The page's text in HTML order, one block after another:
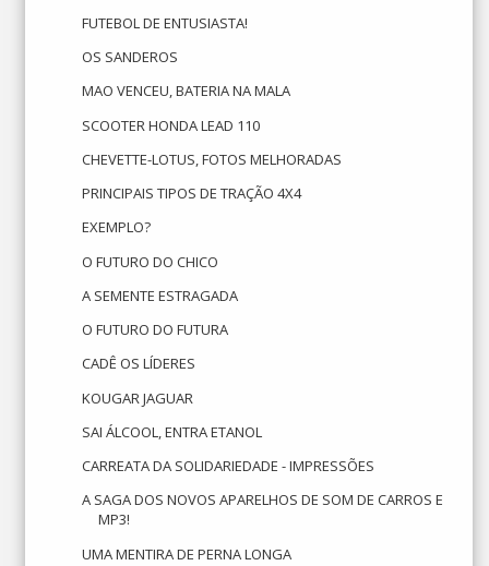
FUTEBOL DE ENTUSIASTA!
OS SANDEROS
MAO VENCEU, BATERIA NA MALA
SCOOTER HONDA LEAD 110
CHEVETTE-LOTUS, FOTOS MELHORADAS
PRINCIPAIS TIPOS DE TRAÇÃO 4X4
EXEMPLO?
O FUTURO DO CHICO
A SEMENTE ESTRAGADA
O FUTURO DO FUTURA
CADÊ OS LÍDERES
KOUGAR JAGUAR
SAI ÁLCOOL, ENTRA ETANOL
CARREATA DA SOLIDARIEDADE - IMPRESSÕES
A SAGA DOS NOVOS APARELHOS DE SOM DE CARROS E
MP3!
UMA MENTIRA DE PERNA LONGA